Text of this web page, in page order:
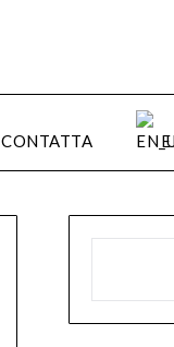
CONTATTA